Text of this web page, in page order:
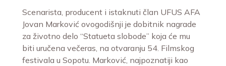
Scenarista, producent i istaknuti član UFUS AFA
Jovan Marković ovogodišnji je dobitnik nagrade
za životno delo “Statueta slobode” koja će mu
biti uručena večeras, na otvaranju 54. Filmskog
festivala u Sopotu. Marković, najpoznatiji kao